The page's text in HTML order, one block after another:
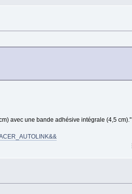
avec une bande adhésive intégrale (4,5 cm)."